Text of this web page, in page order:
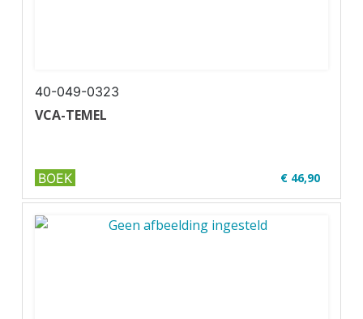
40-049-0323
VCA-TEMEL
€ 46,90
✔ VCA in het Turks
✔ Full colour
BOEK